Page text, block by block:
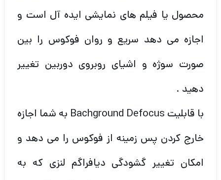
محصول یا فیلم های نمایشی ایده آل است و
اجازه می دهد سریع و روان فوکوس را بین
صورت سوژه و اشیای روبروی دوربین تغییر
دهید .
با قابلیت Bachground Defocus به شما اجازه
خارج کردن پس زمینه از فوکوس را می دهد و
امکان تغییر گشودگی دیافراگم لنزی که به